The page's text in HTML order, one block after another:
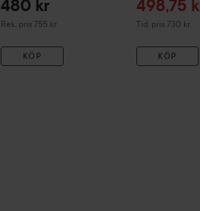
480 kr
Rek. pris 755 kr
Rekommenderat pris 755 kr
KÖP
Reapris
498,75
Tid. pris 730 kr
Tidigare pris 730
KÖP